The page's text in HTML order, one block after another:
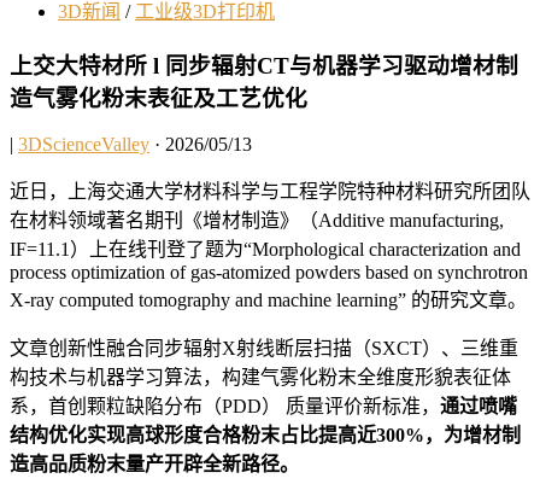
3D新闻 / 工业级3D打印机
上交大特材所 l 同步辐射CT与机器学习驱动增材制
造气雾化粉末表征及工艺优化
| 3DScienceValley · 2026/05/13
近日，上海交通大学材料科学与工程学院特种材料研究所团队
在材料领域著名期刊《增材制造》（Additive manufacturing,
IF=11.1）上在线刊登了题为“Morphological characterization and
process optimization of gas-atomized powders based on synchrotron
X-ray computed tomography and machine learning” 的研究文章。
文章创新性融合同步辐射X射线断层扫描（SXCT）、三维重
构技术与机器学习算法，构建气雾化粉末全维度形貌表征体
系，首创颗粒缺陷分布（PDD） 质量评价新标准， 通过喷嘴
结构优化实现高球形度合格粉末占比提高近300%，为增材制
造高品质粉末量产开辟全新路径。